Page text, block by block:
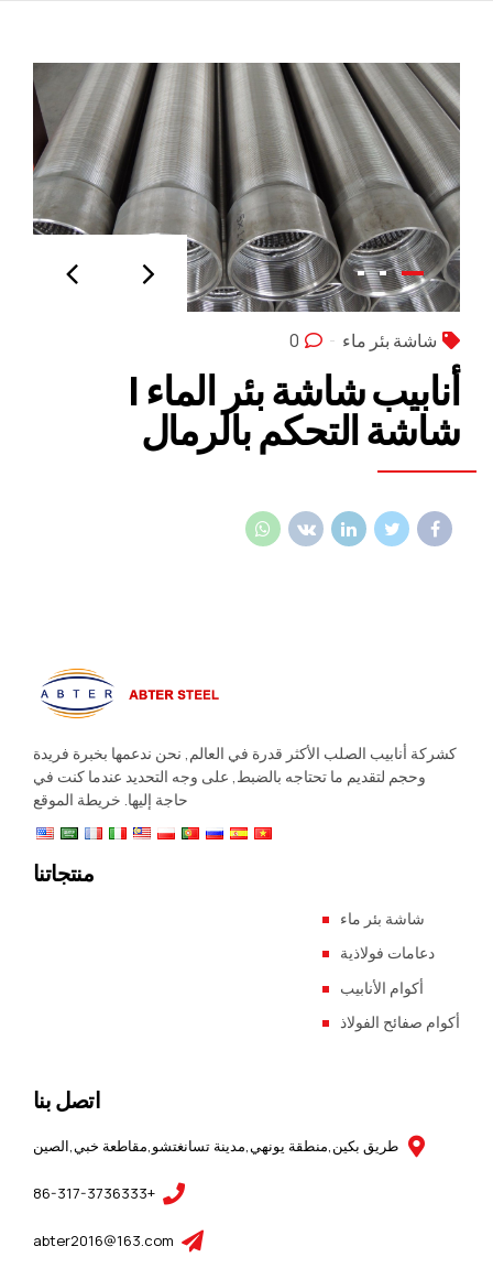
شاشة بئر ماء 0
أنابيب شاشة بئر الماء |
شاشة التحكم بالرمال
كشركة أنابيب الصلب الأكثر قدرة في العالم, نحن ندعمها بخبرة فريدة
وحجم لتقديم ما تحتاجه بالضبط, على وجه التحديد عندما كنت في
حاجة إليها. خريطة الموقع
منتجاتنا
شاشة بئر ماء
دعامات فولاذية
أكوام الأنابيب
أكوام صفائح الفولاذ
اتصل بنا
طريق بكين,منطقة يونهي,مدينة تسانغتشو,مقاطعة خبي,الصين
+86-317-3736333
abter2016@163.com